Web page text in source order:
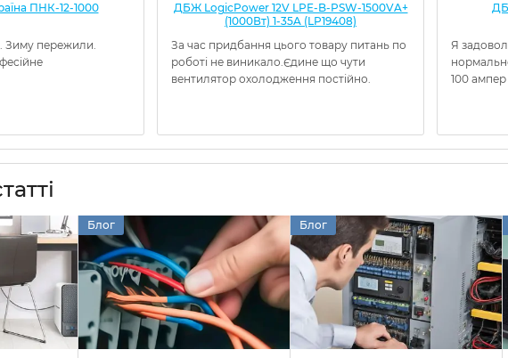
ПНК-12-1000
Зиму пережили.
ДБЖ LogicPower 12V LPE-B-PSW-1500VA+
(1000Вт) 1-35A (LP19408)
За час придбання цього товару питань по
роботі не виникало.Єдине що чути
вентилятор охолодження постійно.
Я
100
Блог Блог